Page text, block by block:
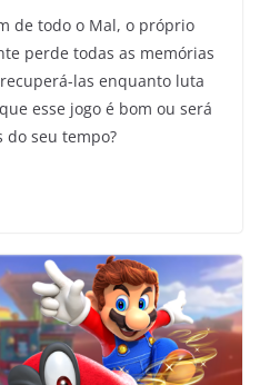
de todo o Mal, o próprio
perde todas as memórias
las enquanto luta
esse jogo é bom ou será
do seu tempo?